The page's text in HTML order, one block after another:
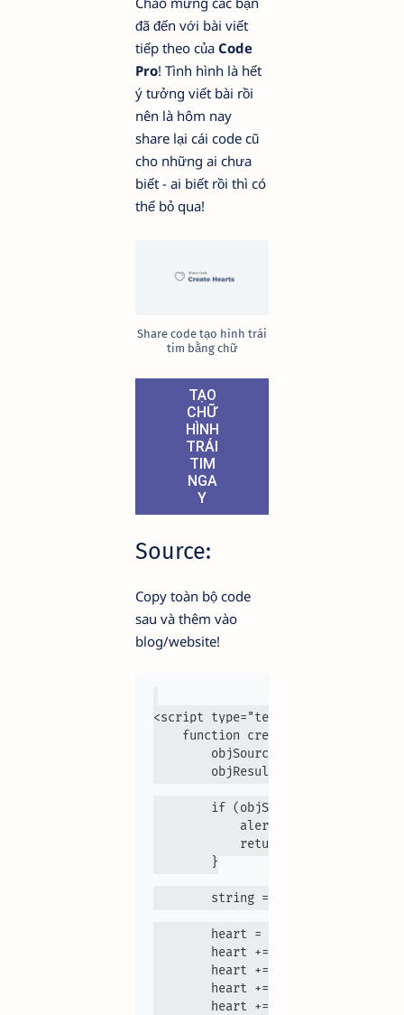
đã đến với bài viết
tiếp theo của Code
Pro! Tình hình là hết
ý tưởng viết bài rồi
nên là hôm nay
share lại cái code cũ
cho những ai chưa
biết - ai biết rồi thì có
thể bỏ qua!
Share code tạo hình trái
tim bằng chữ
TẠO
CHỮ
HÌNH
TRÁI
TIM
NGA
Y
Source:
Copy toàn bộ code
sau và thêm vào
blog/website!
<script type="text/javascript">
function createHeart(sourceId,
objSource =
objResult =
if (objSource.value.length
alert("Vui lòng nhập
            return false;
        }
        string = objSource.value;
        heart = "";
heart += "_________" +
heart += "______" +
heart += "____" +
heart += "___" +